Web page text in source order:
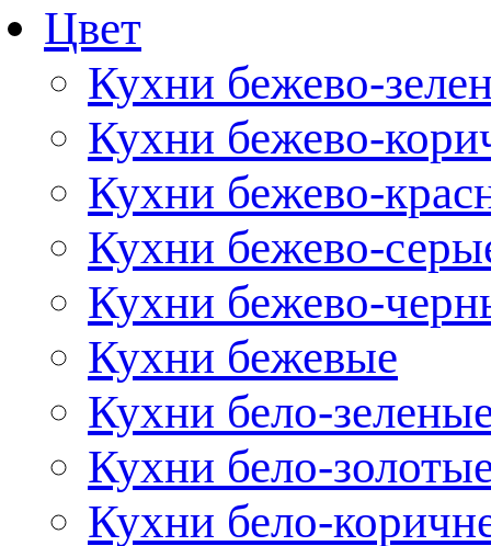
Цвет
Кухни бежево-
Кухни бежево-
Кухни бежево-
Кухни бежево-
Кухни бежево-
Кухни бежевые
Кухни бело-
Кухни бело-
Кухни бело-